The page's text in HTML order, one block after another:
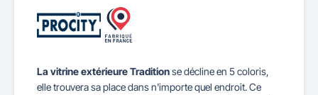
La vitrine extérieure Traditionse décline en 5 coloris,
elle trouvera sa place dans n'importe quel endroit. Ce